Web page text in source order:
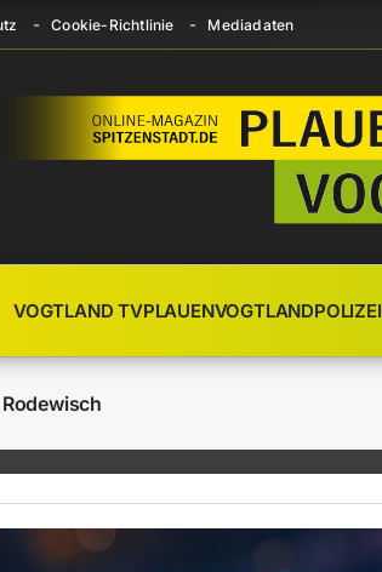
Cookie-Richtlinie Mediadaten
VOGTLAND TVPLAUENVOGTLANDPOLIZEI
Rodewisch